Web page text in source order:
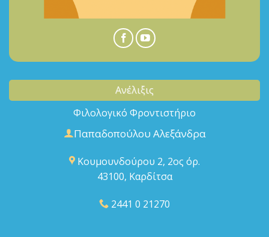
Ανέλιξις
Φιλολογικό Φροντιστήριο
Παπαδοπούλου Αλεξάνδρα
Κουμουνδούρου 2, 2ος όρ.
43100, Καρδίτσα
2441 0 21270